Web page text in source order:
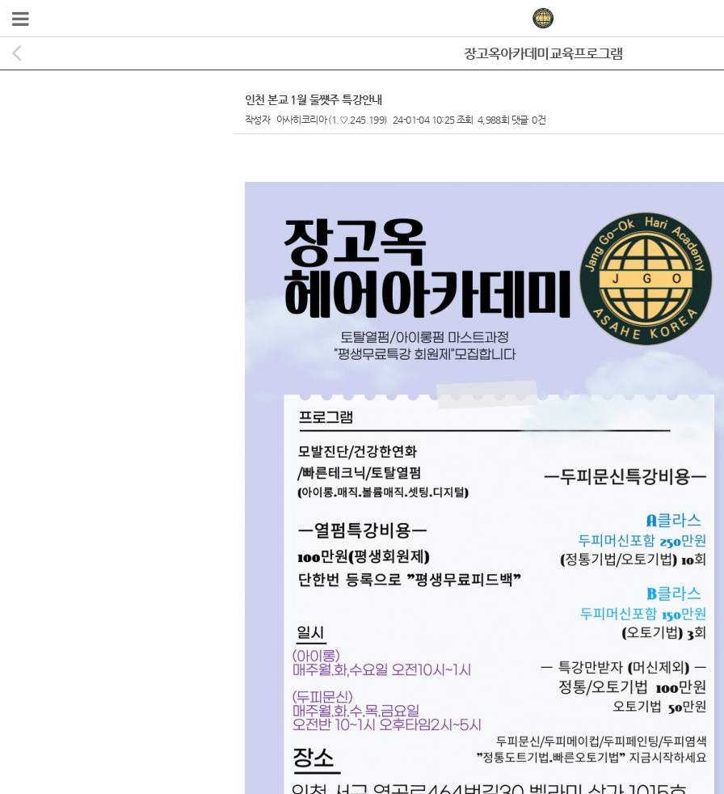
장고옥아카데미교육프로그램
인천 본교 1월 둘쩃주 특강안내
작성자 아사히코리아(1.♡.245.199) 24-01-04 10:25조회 4,988회 댓글 0건